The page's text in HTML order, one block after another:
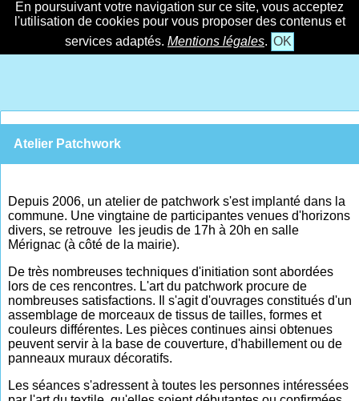
En poursuivant votre navigation sur ce site, vous acceptez
l'utilisation de cookies pour vous proposer des contenus et
services adaptés. Mentions légales. OK
Atelier Patchwork
Depuis 2006, un atelier de patchwork s'est implanté dans la
commune. Une vingtaine de participantes venues d'horizons
divers, se retrouve les jeudis de 17h à 20h en salle
Mérignac (à côté de la mairie).
De très nombreuses techniques d'initiation sont abordées
lors de ces rencontres. L'art du patchwork procure de
nombreuses satisfactions. Il s'agit d'ouvrages constitués d'un
assemblage de morceaux de tissus de tailles, formes et
couleurs différentes. Les pièces continues ainsi obtenues
peuvent servir à la base de couverture, d'habillement ou de
panneaux muraux décoratifs.
Les séances s'adressent à toutes les personnes intéressées